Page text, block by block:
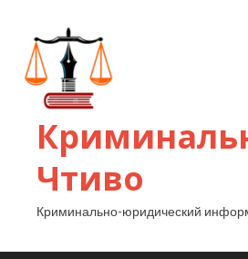
Чтиво
Криминально-юридический